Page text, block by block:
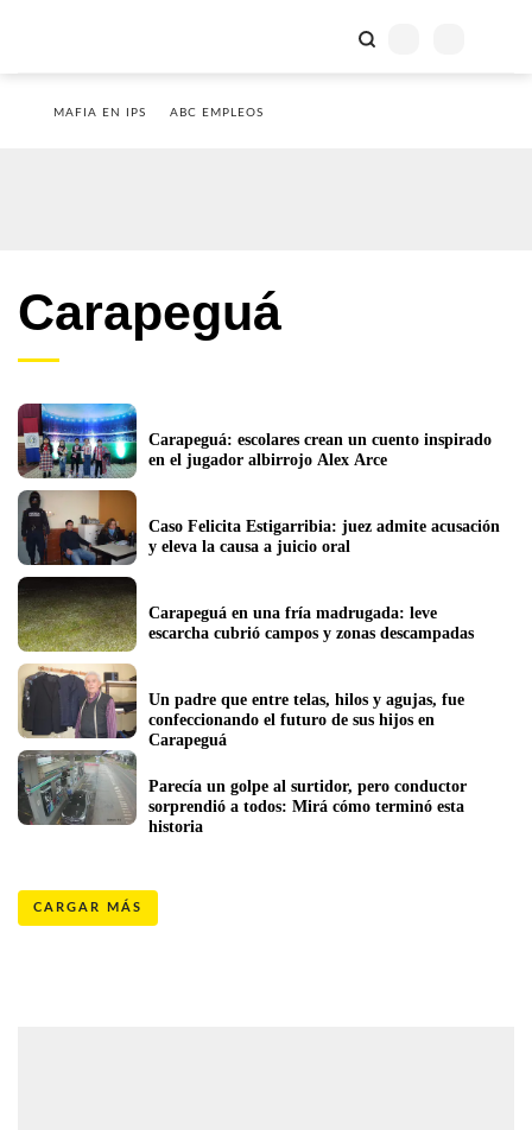
MAFIA EN IPS ABC EMPLEOS
Carapeguá
Carapeguá: escolares crean un cuento inspirado
en el jugador albirrojo Alex Arce
Caso Felicita Estigarribia: juez admite acusación
y eleva la causa a juicio oral
Carapeguá en una fría madrugada: leve
Un padre que entre telas, hilos y agujas, fue
confeccionando el futuro de sus hijos en
Carapeguá
Parecía un golpe al surtidor, pero conductor
sorprendió a todos: Mirá cómo terminó esta
historia
CARGAR MÁS